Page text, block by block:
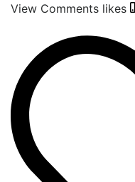
View Comments likes